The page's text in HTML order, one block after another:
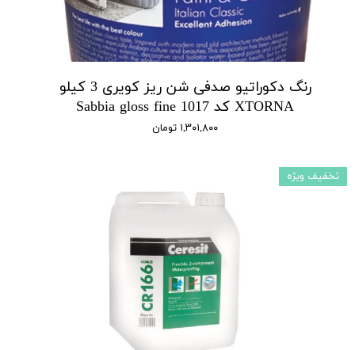
رنگ دکوراتیو صدفی شن ریز کویری 3 کیلو
XTORNA کد 1017 Sabbia gloss fine
۱,۳۰۱,۸۰۰ تومان
تخفیف ویژه